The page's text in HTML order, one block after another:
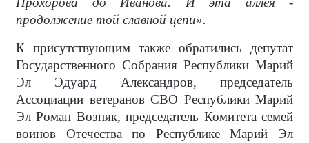
продолжение той славной цепи».
К присутствующим также обратились депутат
Государственного Собрания Республики Марий
Эл Эдуард Александров, председатель
Ассоциации ветеранов СВО Республики Марий
Эл Роман Возняк, председатель Комитета семей
воинов Отечества по Республике Марий Эл